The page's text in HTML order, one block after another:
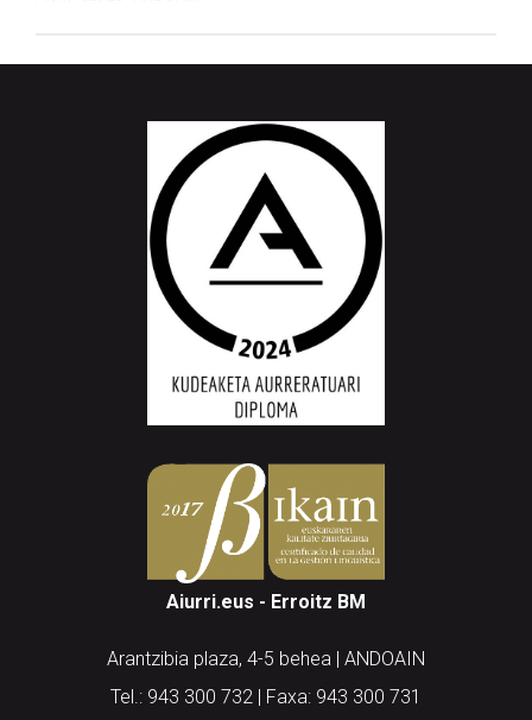
Aiurri.eus - Erroitz BM
Arantzibia plaza, 4-5 behea | ANDOAIN
Tel.: 943 300 732 | Faxa: 943 300 731